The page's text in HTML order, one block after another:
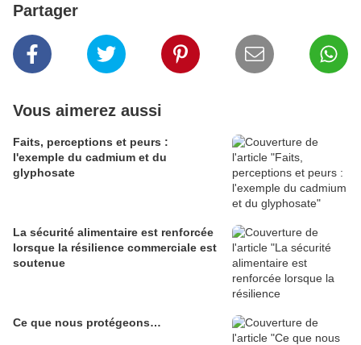
Partager
Vous aimerez aussi
Faits, perceptions et peurs :
l'exemple du cadmium et du
glyphosate
La sécurité alimentaire est renforcée
lorsque la résilience commerciale est
soutenue
Ce que nous protégeons…